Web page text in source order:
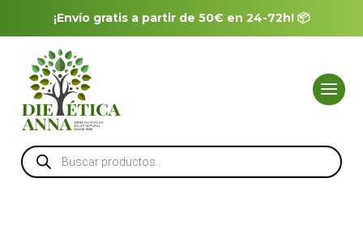
¡Envío gratis a partir de 50€ en 24-72h! 📦
Búsqueda
de
productos